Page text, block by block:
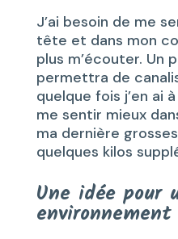
J’ai besoin de me
tête et dans mon
plus m’écouter. Un
permettra de
quelque fois j’en ai
me sentir mieux
ma dernière
quelques kilos
Une idée pour